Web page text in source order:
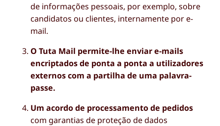
de informações pessoais, por exemplo, sobre
candidatos ou clientes, internamente por e-
mail.
O Tuta Mail permite-lhe enviar e-mails
encriptados de ponta a ponta a utilizadores
externos com a partilha de uma palavra-
passe.
Um acordo de processamento de pedidos
com garantias de proteção de dados